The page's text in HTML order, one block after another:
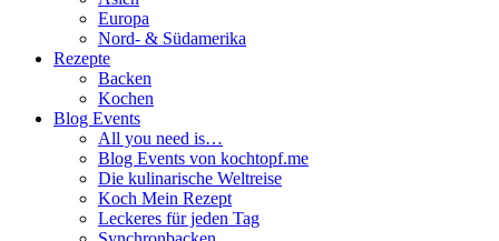
Europa
Nord- & Südamerika
Rezepte
Backen
Kochen
Blog Events
All you need is…
Blog Events von kochtopf.me
Die kulinarische Weltreise
Koch Mein Rezept
Leckeres für jeden Tag